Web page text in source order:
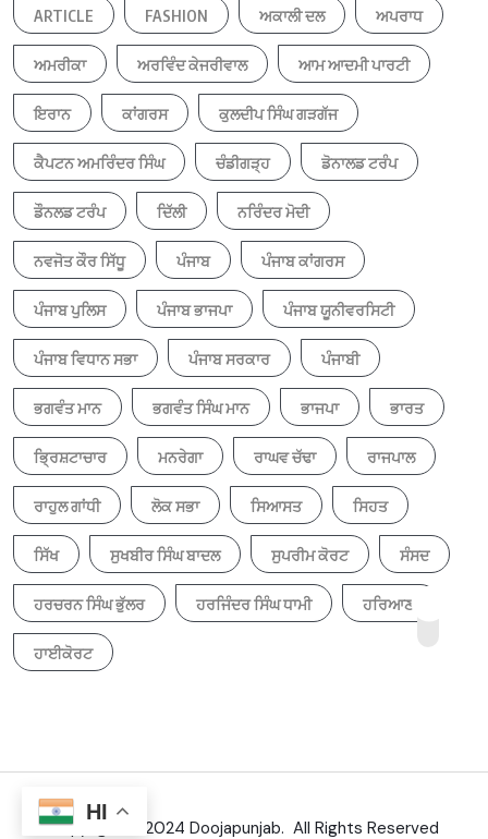
ARTICLE FASHION ਅਕਾਲੀ ਦਲ ਅਪਰਾਧ
ਅਮਰੀਕਾ ਅਰਵਿੰਦ ਕੇਜਰੀਵਾਲ ਆਮ ਆਦਮੀ ਪਾਰਟੀ
ਇਰਾਨ ਕਾਂਗਰਸ ਕੁਲਦੀਪ ਸਿੰਘ ਗੜਗੱਜ
ਕੈਪਟਨ ਅਮਰਿੰਦਰ ਸਿੰਘ ਚੰਡੀਗੜ੍ਹ ਡੋਨਾਲਡ ਟਰੰਪ
ਡੌਨਲਡ ਟਰੰਪ ਦਿੱਲੀ ਨਰਿੰਦਰ ਮੋਦੀ
ਨਵਜੋਤ ਕੌਰ ਸਿੱਧੂ ਪੰਜਾਬ ਪੰਜਾਬ ਕਾਂਗਰਸ
ਪੰਜਾਬ ਪੁਲਿਸ ਪੰਜਾਬ ਭਾਜਪਾ ਪੰਜਾਬ ਯੂਨੀਵਰਸਿਟੀ
ਪੰਜਾਬ ਵਿਧਾਨ ਸਭਾ ਪੰਜਾਬ ਸਰਕਾਰ ਪੰਜਾਬੀ
ਭਗਵੰਤ ਮਾਨ ਭਗਵੰਤ ਸਿੰਘ ਮਾਨ ਭਾਜਪਾ ਭਾਰਤ
ਭ੍ਰਿਸ਼ਟਾਚਾਰ ਮਨਰੇਗਾ ਰਾਘਵ ਚੱਢਾ ਰਾਜਪਾਲ
ਰਾਹੁਲ ਗਾਂਧੀ ਲੋਕ ਸਭਾ ਸਿਆਸਤ ਸਿਹਤ
ਸਿੱਖ ਸੁਖਬੀਰ ਸਿੰਘ ਬਾਦਲ ਸੁਪਰੀਮ ਕੋਰਟ ਸੰਸਦ
ਹਰਚਰਨ ਸਿੰਘ ਭੁੱਲਰ ਹਰਜਿੰਦਰ ਸਿੰਘ ਧਾਮੀ ਹਰਿਆਣਾ
ਹਾਈਕੋਰਟ
Copyright © 2024 Doojapunjab. All Rights Reserved
HI